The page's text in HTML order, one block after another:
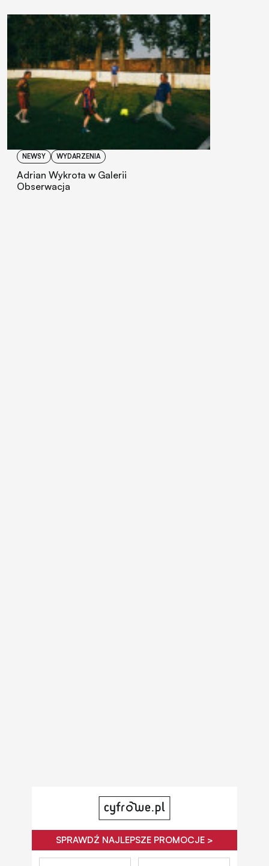
NEWSY WYDARZENIA
Adrian Wykrota w Galerii
Obserwacja
SPRAWDŹ NAJLEPSZE PROMOCJE >